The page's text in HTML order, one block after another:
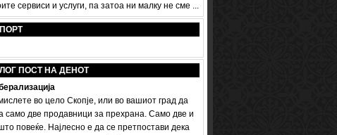
сервиси и услуги, па затоа ни малку не сме ...
ПОСТ НА ДЕНОТ
во цело Скопје, или во вашиот град да
само две продавници за прехрана. Само две и
повеќе. Најлесно е да се претпостави дека